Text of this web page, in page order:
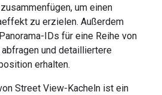
um einen
zu erzielen. Außerdem
IDs für eine Reihe von
und detailliertere
erhalten.
Street View-Kacheln ist ein